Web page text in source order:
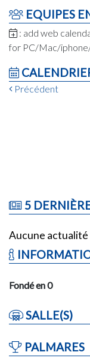
EQUIPES
: add web
for PC/Mac/
Précédent
5
Aucune actualité
Fondé en 0
SALLE(S)
PALMARES